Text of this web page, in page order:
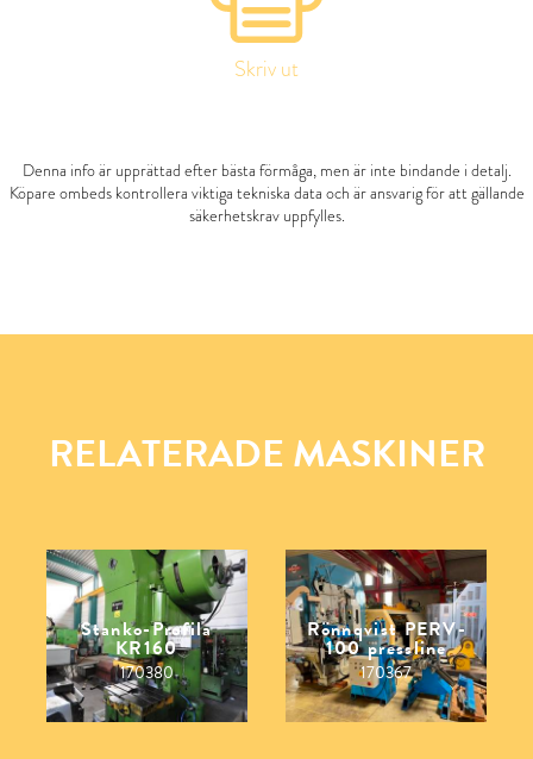
Skriv ut
Denna info är upprättad efter bästa förmåga, men är inte bindande i detalj.
Köpare ombeds kontrollera viktiga tekniska data och är ansvarig för att gällande
säkerhetskrav uppfylles.
RELATERADE MASKINER
Stanko-Profila
KR160
170380
Rönnqvist PERV-
100 pressline
170367